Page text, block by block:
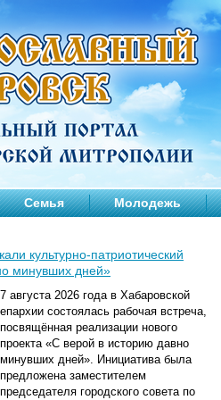
Семья Молодежь
культурно-патриотический
минувших дней»
7 августа 2026 года в Хабаровской
епархии состоялась рабочая встреча,
посвящённая реализации нового
проекта «С верой в историю давно
минувших дней». Инициатива была
предложена заместителем
председателя городского совета по